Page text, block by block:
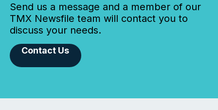
Send us a message and a member of our
TMX Newsfile team will contact you to
discuss your needs.
Contact Us